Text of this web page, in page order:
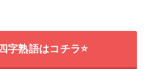
字熟語はコチラ⭐